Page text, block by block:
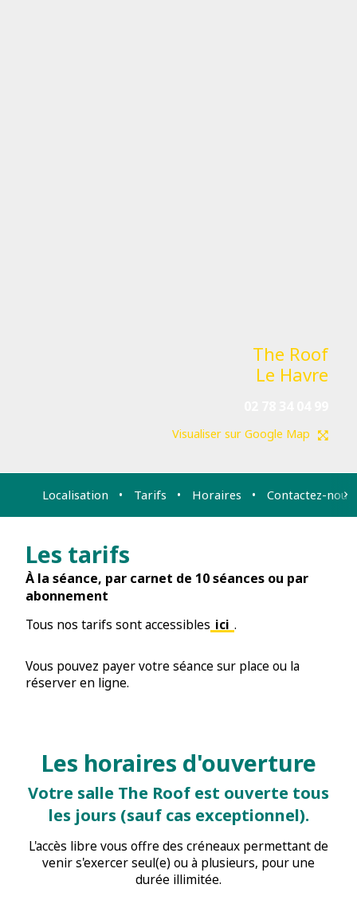
The Roof
Le Havre
Visualiser sur Google Map
Localisation Tarifs Horaires Contactez-nous
Les tarifs
À la séance, par carnet de 10 séances ou par
abonnement
Tous nos tarifs sont accessibles ici .
Vous pouvez payer votre séance sur place ou la
réserver en ligne.
Les horaires d'ouverture
Votre salle The Roof est ouverte tous
les jours (sauf cas exceptionnel).
L'accès libre vous offre des créneaux permettant de
venir s'exercer seul(e) ou à plusieurs, pour une
durée illimitée.